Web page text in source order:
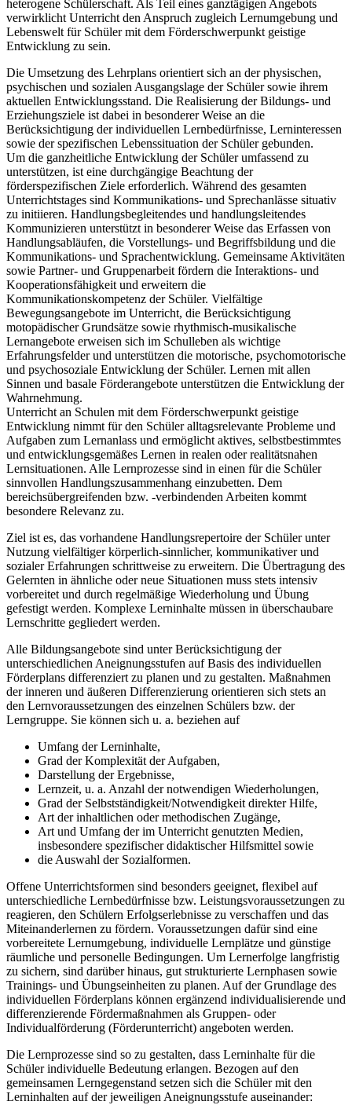
heterogene Schülerschaft. Als Teil eines ganztägigen Angebots
verwirklicht Unterricht den Anspruch zugleich Lernumgebung und
Lebenswelt für Schüler mit dem Förderschwerpunkt geistige
Entwicklung zu sein.
Die Umsetzung des Lehrplans orientiert sich an der physischen,
psychischen und sozialen Ausgangslage der Schüler sowie ihrem
aktuellen Entwicklungsstand. Die Realisierung der Bildungs- und
Erziehungsziele ist dabei in besonderer Weise an die
Berücksichtigung der individuellen Lernbedürfnisse, Lerninteressen
sowie der spezifischen Lebenssituation der Schüler gebunden.
Um die ganzheitliche Entwicklung der Schüler umfassend zu
unterstützen, ist eine durchgängige Beachtung der
förderspezifischen Ziele erforderlich. Während des gesamten
Unterrichtstages sind Kommunikations- und Sprechanlässe situativ
zu initiieren. Handlungsbegleitendes und handlungsleitendes
Kommunizieren unterstützt in besonderer Weise das Erfassen von
Handlungsabläufen, die Vorstellungs- und Begriffsbildung und die
Kommunikations- und Sprachentwicklung. Gemeinsame Aktivitäten
sowie Partner- und Gruppenarbeit fördern die Interaktions- und
Kooperationsfähigkeit und erweitern die
Kommunikationskompetenz der Schüler. Vielfältige
Bewegungsangebote im Unterricht, die Berücksichtigung
motopädischer Grundsätze sowie rhythmisch-musikalische
Lernangebote erweisen sich im Schulleben als wichtige
Erfahrungsfelder und unterstützen die motorische, psychomotorische
und psychosoziale Entwicklung der Schüler. Lernen mit allen
Sinnen und basale Förderangebote unterstützen die Entwicklung der
Wahrnehmung.
Unterricht an Schulen mit dem Förderschwerpunkt geistige
Entwicklung nimmt für den Schüler alltagsrelevante Probleme und
Aufgaben zum Lernanlass und ermöglicht aktives, selbstbestimmtes
und entwicklungsgemäßes Lernen in realen oder realitätsnahen
Lernsituationen. Alle Lernprozesse sind in einen für die Schüler
sinnvollen Handlungszusammenhang einzubetten. Dem
bereichsübergreifenden bzw. -verbindenden Arbeiten kommt
besondere Relevanz zu.
Ziel ist es, das vorhandene Handlungsrepertoire der Schüler unter
Nutzung vielfältiger körperlich-sinnlicher, kommunikativer und
sozialer Erfahrungen schrittweise zu erweitern. Die Übertragung des
Gelernten in ähnliche oder neue Situationen muss stets intensiv
vorbereitet und durch regelmäßige Wiederholung und Übung
gefestigt werden. Komplexe Lerninhalte müssen in überschaubare
Lernschritte gegliedert werden.
Alle Bildungsangebote sind unter Berücksichtigung der
unterschiedlichen Aneignungsstufen auf Basis des individuellen
Förderplans differenziert zu planen und zu gestalten. Maßnahmen
der inneren und äußeren Differenzierung orientieren sich stets an
den Lernvoraussetzungen des einzelnen Schülers bzw. der
Lerngruppe. Sie können sich u. a. beziehen auf
Umfang der Lerninhalte,
Grad der Komplexität der Aufgaben,
Darstellung der Ergebnisse,
Lernzeit, u. a. Anzahl der notwendigen Wiederholungen,
Grad der Selbstständigkeit/Notwendigkeit direkter Hilfe,
Art der inhaltlichen oder methodischen Zugänge,
Art und Umfang der im Unterricht genutzten Medien,
insbesondere spezifischer didaktischer Hilfsmittel sowie
die Auswahl der Sozialformen.
Offene Unterrichtsformen sind besonders geeignet, flexibel auf
unterschiedliche Lernbedürfnisse bzw. Leistungsvoraussetzungen zu
reagieren, den Schülern Erfolgserlebnisse zu verschaffen und das
Miteinanderlernen zu fördern. Voraussetzungen dafür sind eine
vorbereitete Lernumgebung, individuelle Lernplätze und günstige
räumliche und personelle Bedingungen. Um Lernerfolge langfristig
zu sichern, sind darüber hinaus, gut strukturierte Lernphasen sowie
Trainings- und Übungseinheiten zu planen. Auf der Grundlage des
individuellen Förderplans können ergänzend individualisierende und
differenzierende Fördermaßnahmen als Gruppen- oder
Individualförderung (Förderunterricht) angeboten werden.
Die Lernprozesse sind so zu gestalten, dass Lerninhalte für die
Schüler individuelle Bedeutung erlangen. Bezogen auf den
gemeinsamen Lerngegenstand setzen sich die Schüler mit den
Lerninhalten auf der jeweiligen Aneignungsstufe auseinander: